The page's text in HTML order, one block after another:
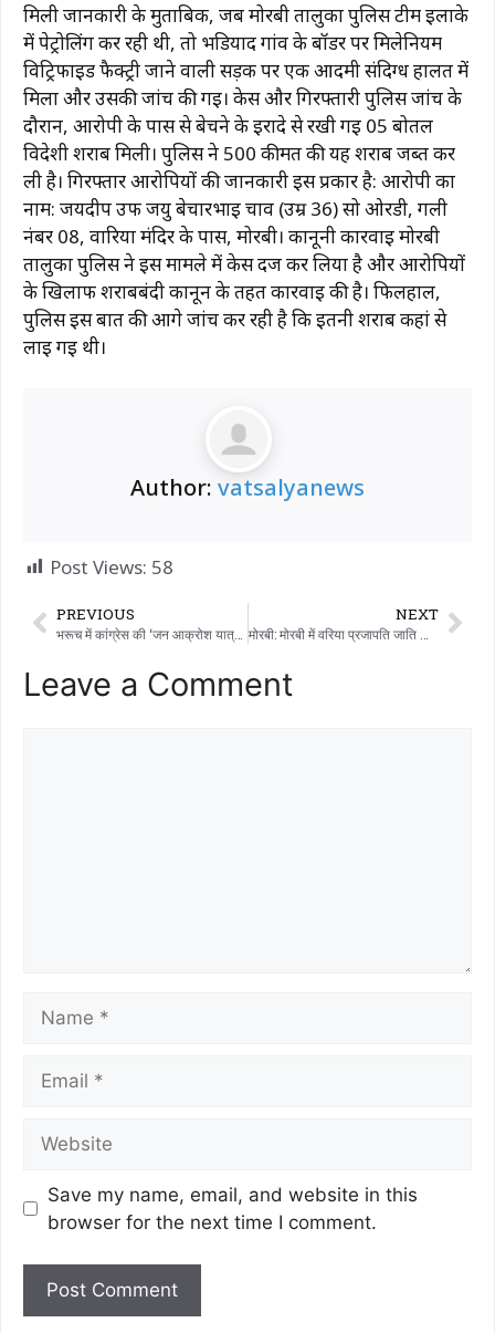
मिली जानकारी के मुताबिक, जब मोरबी तालुका पुलिस टीम इलाके
में पेट्रोलिंग कर रही थी, तो भडियाद गांव के बॉर्डर पर मिलेनियम
विट्रिफाइड फैक्ट्री जाने वाली सड़क पर एक आदमी संदिग्ध हालत में
मिला और उसकी जांच की गई। केस और गिरफ्तारी पुलिस जांच के
दौरान, आरोपी के पास से बेचने के इरादे से रखी गई 05 बोतल
विदेशी शराब मिली। पुलिस ने ₹500 कीमत की यह शराब जब्त कर
ली है। गिरफ्तार आरोपियों की जानकारी इस प्रकार है: आरोपी का
नाम: जयदीप उर्फ ​​जयु बेचारभाई चाव (उम्र 36) सो ओरडी, गली
नंबर 08, वारिया मंदिर के पास, मोरबी। कानूनी कार्रवाई मोरबी
तालुका पुलिस ने इस मामले में केस दर्ज कर लिया है और आरोपियों
के खिलाफ शराबबंदी कानून के तहत कार्रवाई की है। फिलहाल,
पुलिस इस बात की आगे जांच कर रही है कि इतनी शराब कहां से
लाई गई थी।
Author: vatsalyanews
Post Views: 58
PREVIOUS NEXT
Leave a Comment
Save my name, email, and website in this
browser for the next time I comment.